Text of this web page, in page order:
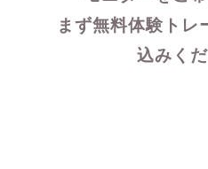
まず無料体験トレ
込みくだ